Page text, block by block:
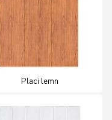
Placi lemn